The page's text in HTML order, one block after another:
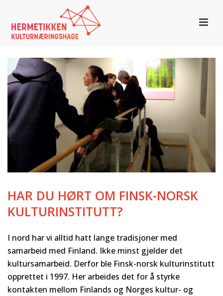
HAR DU HØRT OM FINSK-NORSK
KULTURINSTITUTT?
I nord har vi alltid hatt lange tradisjoner med
samarbeid med Finland. Ikke minst gjelder det
kultursamarbeid. Derfor ble Finsk-norsk kulturinstitutt
opprettet i 1997. Her arbeides det for å styrke
kontakten mellom Finlands og Norges kultur- og